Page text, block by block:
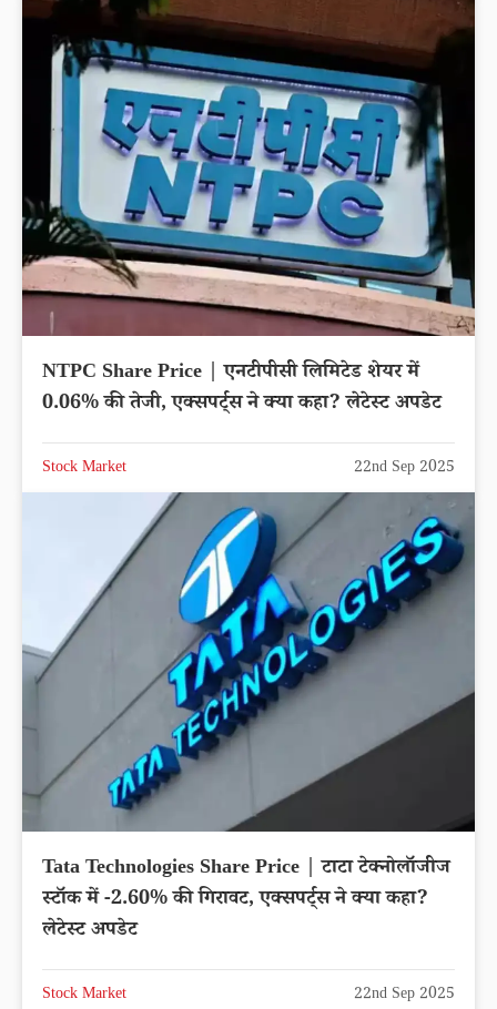
NTPC Share Price | एनटीपीसी लिमिटेड शेयर में
0.06% की तेजी, एक्सपर्ट्स ने क्या कहा? लेटेस्ट अपडेट
Stock Market 22nd Sep 2025
Tata Technologies Share Price | टाटा टेक्नोलॉजीज
स्टॉक में -2.60% की गिरावट, एक्सपर्ट्स ने क्या कहा?
लेटेस्ट अपडेट
Stock Market 22nd Sep 2025